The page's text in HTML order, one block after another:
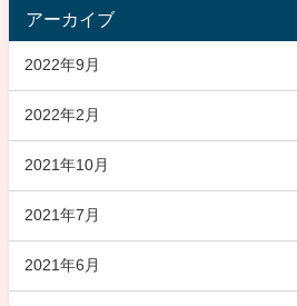
アーカイブ
2022年9月
2022年2月
2021年10月
2021年7月
2021年6月